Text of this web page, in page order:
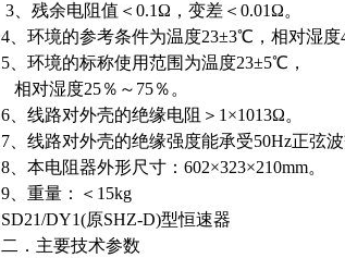
3、残余电阻值＜0.1Ω，变差＜0.01Ω。
4、环境的参考条件为温度23±3℃，相对湿度
5、环境的标称使用范围为温度23±5℃，
相对湿度25％～75％。
6、线路对外壳的绝缘电阻＞1×1013Ω。
7、线路对外壳的绝缘强度能承受50Hz正弦
8、本电阻器外形尺寸：602×323×210mm。
9、重量：＜15kg
SD21/DY1(原SHZ-D)型恒速器
二．主要技术参数